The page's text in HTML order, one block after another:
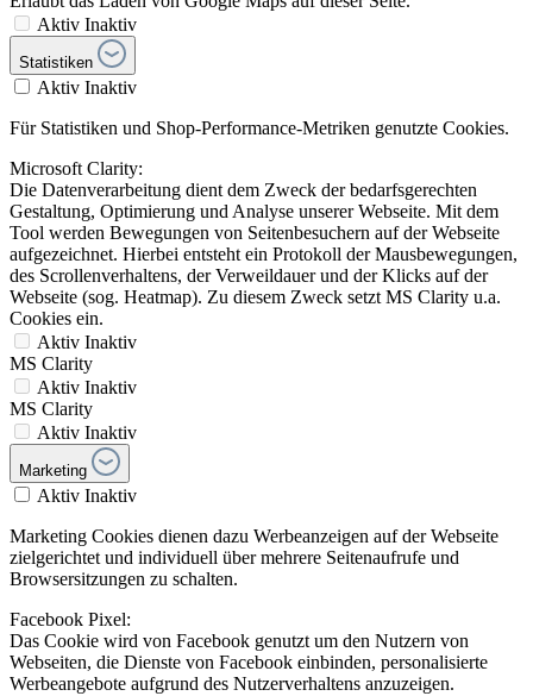
Aktiv Inaktiv
Statistiken
Aktiv Inaktiv
Für Statistiken und Shop-Performance-Metriken genutzte Cookies.
Microsoft Clarity:
Die Datenverarbeitung dient dem Zweck der bedarfsgerechten
Gestaltung, Optimierung und Analyse unserer Webseite. Mit dem
Tool werden Bewegungen von Seitenbesuchern auf der Webseite
aufgezeichnet. Hierbei entsteht ein Protokoll der Mausbewegungen,
des Scrollenverhaltens, der Verweildauer und der Klicks auf der
Webseite (sog. Heatmap). Zu diesem Zweck setzt MS Clarity u.a.
Cookies ein.
Aktiv Inaktiv
MS Clarity
Aktiv Inaktiv
MS Clarity
Aktiv Inaktiv
Marketing
Aktiv Inaktiv
Marketing Cookies dienen dazu Werbeanzeigen auf der Webseite
zielgerichtet und individuell über mehrere Seitenaufrufe und
Browsersitzungen zu schalten.
Facebook Pixel:
Das Cookie wird von Facebook genutzt um den Nutzern von
Webseiten, die Dienste von Facebook einbinden, personalisierte
Werbeangebote aufgrund des Nutzerverhaltens anzuzeigen.